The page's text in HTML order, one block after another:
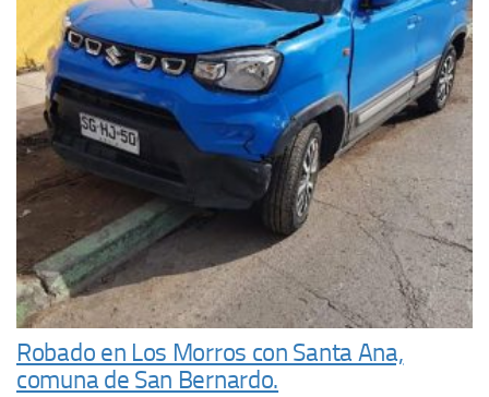
Robado en Los Morros con Santa Ana,
comuna de San Bernardo.